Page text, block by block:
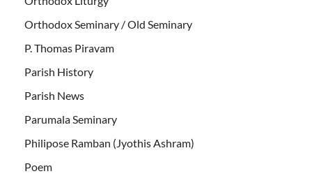
Orthodox Seminary / Old Seminary
P. Thomas Piravam
Parish History
Parish News
Parumala Seminary
Philipose Ramban (Jyothis Ashram)
Poem